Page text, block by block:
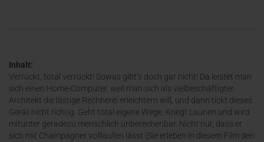
Inhalt:
Verrückt, total verrückt! Sowas gibt’s doch gar nicht! Da leistet man
sich einen Home-Computer, weil man sich als vielbeschäftigter
Architekt die lästige Rechnerei erleichtern will, und dann tickt dieses
Gerät nicht richtig. Geht total eigene Wege. Kriegt Launen und wird
mitunter geradezu menschlich unberechenbar. Nicht nur, dass er
sich mit Champagner volllaufen lässt (Sie erleben in diesem Film den